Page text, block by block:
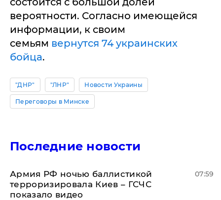
вероятности. Согласно имеющейся
информации, к своим
семьям вернутся 74 украинских
бойца.
"ДНР" "ЛНР" Новости Украины
Переговоры в Минске
Последние новости
Армия РФ ночью баллистикой
терроризировала Киев – ГСЧС
показало видео
07:59